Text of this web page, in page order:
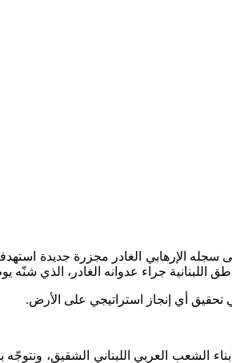
ومحاولته إفشال
سجله الإرهابي الغادر مجزرة جديدة
اللبنانية جراء عدوانه الغادر، الذي شنّه
تحقيق أي إنجاز استراتيجي على الأرض.
الشعب العربي اللبناني الشقيق، ونتوجّه